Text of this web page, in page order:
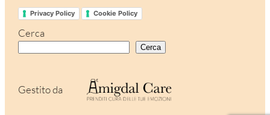
Privacy Policy Cookie Policy
Cerca
Cerca
Gestito da